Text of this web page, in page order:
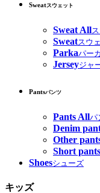
Sweatスウェット
Sweat All
Sweatスウ
Parkaパーカ
Jerseyジャ
Pantsパンツ
Pants Allパ
Denim
Other
Short pants
Shoesシューズ
キッズ